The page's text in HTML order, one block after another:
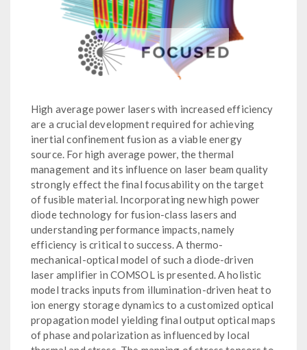
High average power lasers with increased efficiency
are a crucial development required for achieving
inertial confinement fusion as a viable energy
source. For high average power, the thermal
management and its influence on laser beam quality
strongly effect the final focusability on the target
of fusible material. Incorporating new high power
diode technology for fusion-class lasers and
understanding performance impacts, namely
efficiency is critical to success. A thermo-
mechanical-optical model of such a diode-driven
laser amplifier in COMSOL is presented. A holistic
model tracks inputs from illumination-driven heat to
ion energy storage dynamics to a customized optical
propagation model yielding final output optical maps
of phase and polarization as influenced by local